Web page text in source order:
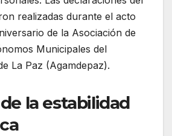
realizadas durante el acto
de la Asociación de
Municipales del
La Paz (Agamdepaz).
la estabilidad